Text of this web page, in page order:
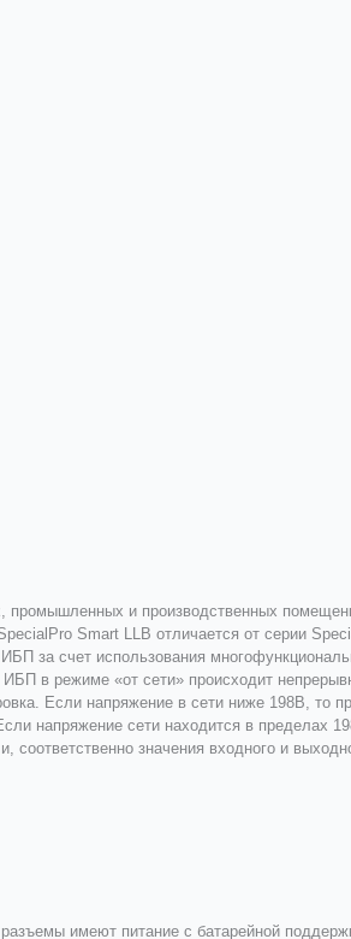
промышленных и производственных
Smart LLB отличается от серии
за счет использования
в режиме «от сети» происходит
Если напряжение в сети ниже 198В, то
напряжение сети находится в пределах
соответственно значения входного и
имеют питание с батарейной